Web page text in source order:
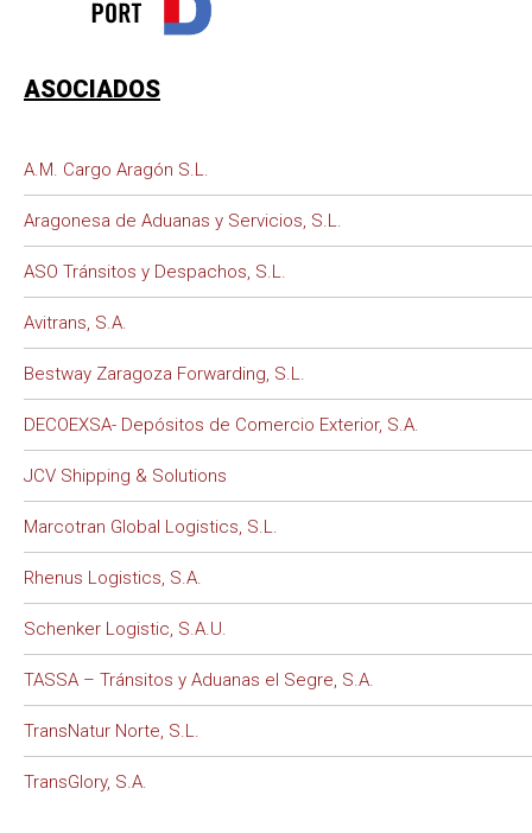
ASOCIADOS
A.M. Cargo Aragón S.L.
Aragonesa de Aduanas y Servicios, S.L.
ASO Tránsitos y Despachos, S.L.
Avitrans, S.A.
Bestway Zaragoza Forwarding, S.L.
DECOEXSA- Depósitos de Comercio Exterior, S.A.
JCV Shipping & Solutions
Marcotran Global Logistics, S.L.
Rhenus Logistics, S.A.
Schenker Logistic, S.A.U.
TASSA – Tránsitos y Aduanas el Segre, S.A.
TransNatur Norte, S.L.
TransGlory, S.A.